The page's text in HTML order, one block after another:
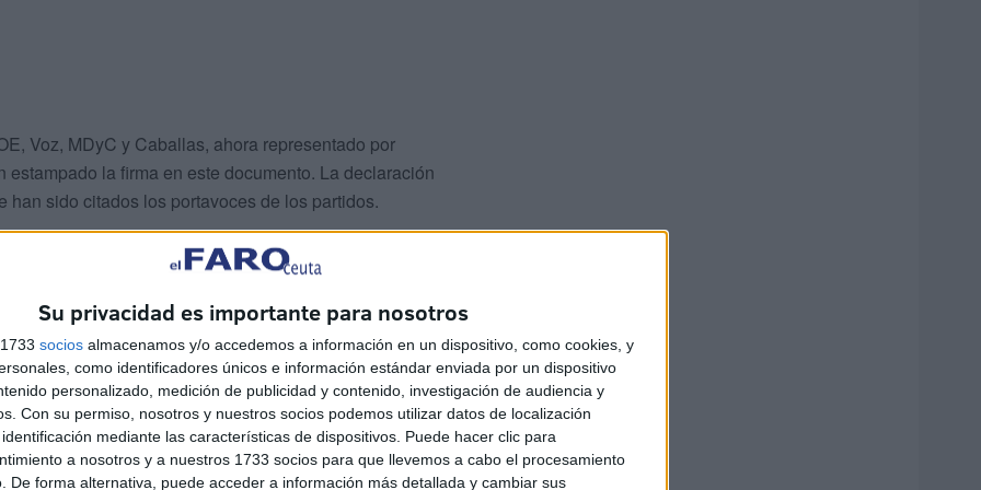
Su privacidad es importante para nosotros
socios almacenamos y/o accedemos a información en un dispositivo, como cookies, y
como identificadores únicos e información estándar enviada por un dispositivo
personalizado, medición de publicidad y contenido, investigación de audiencia y
Con su permiso, nosotros y nuestros socios podemos utilizar datos de localización
mediante las características de dispositivos. Puede hacer clic para
a nosotros y a nuestros 1733 socios para que llevemos a cabo el procesamiento
De forma alternativa, puede acceder a información más detallada y cambiar sus
Voz, MDyC y Caballas, ahora representado por
la firma en este documento. La declaración
sido citados los portavoces de los partidos.
ahora anuladas figuran textos como el de
Rusia en Siria en 2020 (“lo que le faltaba a los
de vida en el mundo. Todo mi respeto y admiración
está haciendo Rusia a la seguridad